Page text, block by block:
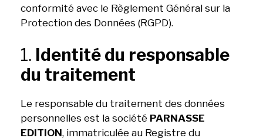
conformité avec le Règlement Général sur la
Protection des Données (RGPD).
1. Identité du responsable
du traitement
Le responsable du traitement des données
personnelles est la société PARNASSE
EDITION, immatriculée au Registre du